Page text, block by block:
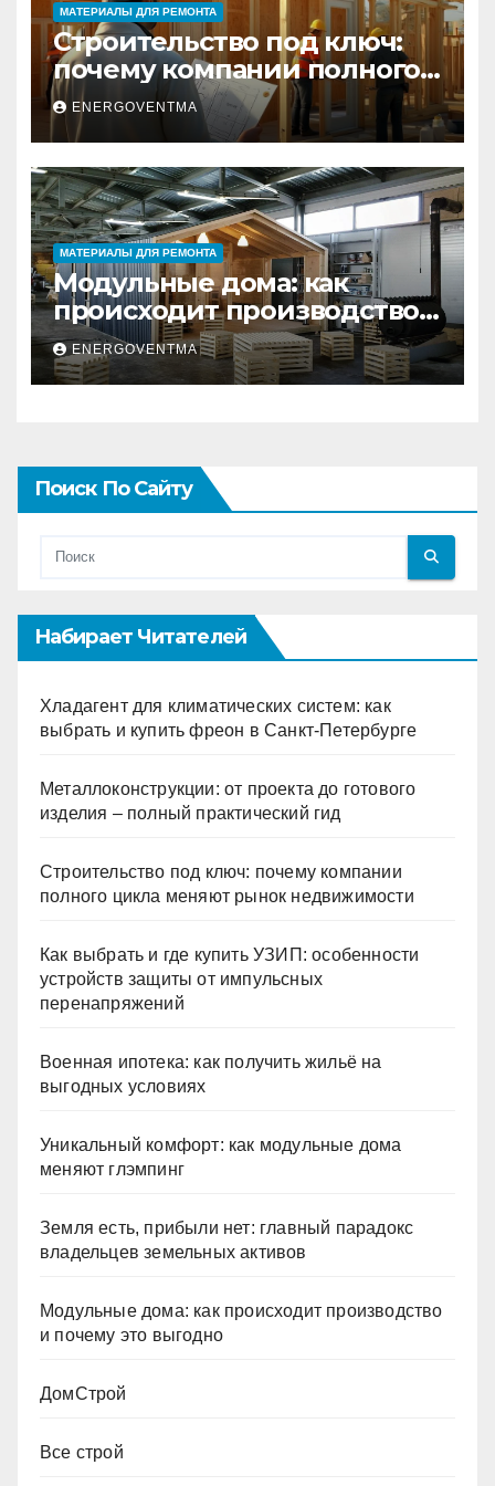
МАТЕРИАЛЫ ДЛЯ РЕМОНТА
Строительство под ключ:
почему компании полного
цикла меняют рынок
недвижимости
ENERGOVENTMA
МАТЕРИАЛЫ ДЛЯ РЕМОНТА
Модульные дома: как
происходит производство
и почему это выгодно
ENERGOVENTMA
Поиск По Сайту
Набирает Читателей
Хладагент для климатических систем: как
выбрать и купить фреон в Санкт-Петербурге
Металлоконструкции: от проекта до готового
изделия – полный практический гид
Строительство под ключ: почему компании
полного цикла меняют рынок недвижимости
Как выбрать и где купить УЗИП: особенности
устройств защиты от импульсных
перенапряжений
Военная ипотека: как получить жильё на
выгодных условиях
Уникальный комфорт: как модульные дома
меняют глэмпинг
Земля есть, прибыли нет: главный парадокс
владельцев земельных активов
Модульные дома: как происходит производство
и почему это выгодно
ДомСтрой
Все строй